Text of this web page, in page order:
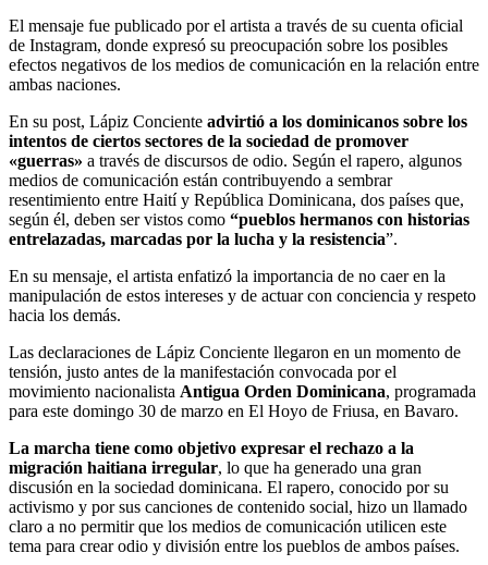
El mensaje fue publicado por el artista a través de su cuenta oficial
de Instagram, donde expresó su preocupación sobre los posibles
efectos negativos de los medios de comunicación en la relación entre
ambas naciones.
En su post, Lápiz Conciente advirtió a los dominicanos sobre los
intentos de ciertos sectores de la sociedad de promover
«guerras» a través de discursos de odio. Según el rapero, algunos
medios de comunicación están contribuyendo a sembrar
resentimiento entre Haití y República Dominicana, dos países que,
según él, deben ser vistos como “pueblos hermanos con historias
entrelazadas, marcadas por la lucha y la resistencia”.
En su mensaje, el artista enfatizó la importancia de no caer en la
manipulación de estos intereses y de actuar con conciencia y respeto
hacia los demás.
Las declaraciones de Lápiz Conciente llegaron en un momento de
tensión, justo antes de la manifestación convocada por el
movimiento nacionalista Antigua Orden Dominicana, programada
para este domingo 30 de marzo en El Hoyo de Friusa, en Bavaro.
La marcha tiene como objetivo expresar el rechazo a la
migración haitiana irregular, lo que ha generado una gran
discusión en la sociedad dominicana. El rapero, conocido por su
activismo y por sus canciones de contenido social, hizo un llamado
claro a no permitir que los medios de comunicación utilicen este
tema para crear odio y división entre los pueblos de ambos países.